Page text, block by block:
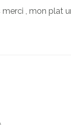
, mon plat